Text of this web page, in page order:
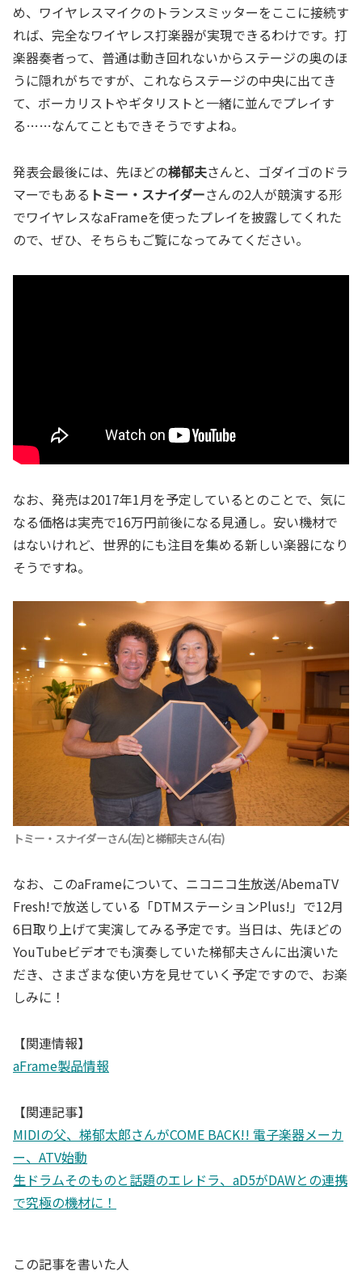
め、ワイヤレスマイクのトランスミッターをここに接続す
れば、完全なワイヤレス打楽器が実現できるわけです。打
楽器奏者って、普通は動き回れないからステージの奥のほ
うに隠れがちですが、これならステージの中央に出てき
て、ボーカリストやギタリストと一緒に並んでプレイす
る……なんてこともできそうですよね。
発表会最後には、先ほどの梯郁夫さんと、ゴダイゴのドラ
マーでもある トミー・スナイダーさんの2人が競演する形
でワイヤレスなaFrameを使ったプレイを披露してくれた
ので、ぜひ、そちらもご覧になってみてください。
なお、発売は2017年1月を予定しているとのことで、気に
なる価格は実売で16万円前後になる見通し。安い機材で
はないけれど、世界的にも注目を集める新しい楽器になり
そうですね。
トミー・スナイダーさん(左)と梯郁夫さん(右)
なお、このaFrameについて、ニコニコ生放送/AbemaTV
Fresh!で放送している「DTMステーションPlus!」で12月
6日取り上げて実演してみる予定です。当日は、先ほどの
YouTubeビデオでも演奏していた梯郁夫さんに出演いた
だき、さまざまな使い方を見せていく予定ですので、お楽
しみに！
【関連情報】
aFrame製品情報
【関連記事】
MIDIの父、梯郁太郎さんがCOME BACK!! 電子楽器メーカ
ー、ATV始動
生ドラムそのものと話題のエレドラ、aD5がDAWとの連携
で究極の機材に！
この記事を書いた人